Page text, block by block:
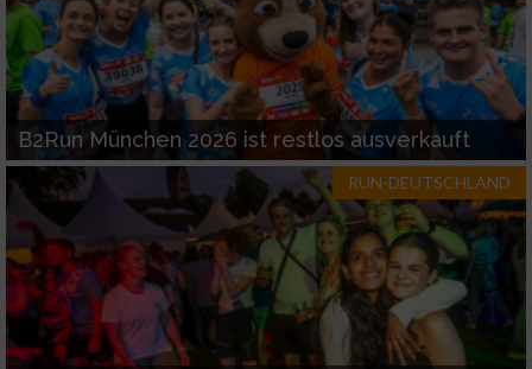
B2Run München 2026 ist restlos ausverkauft
RUN-DEUTSCHLAND